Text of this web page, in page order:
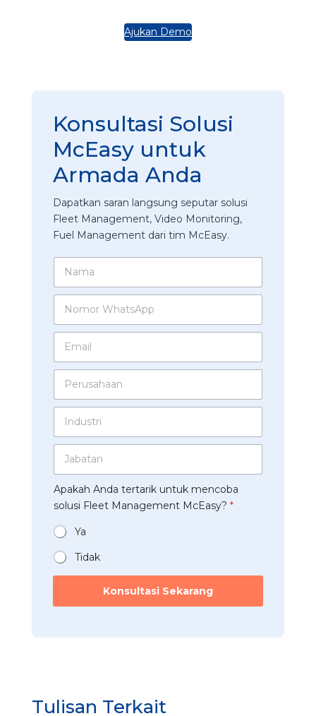
Ajukan Demo
Konsultasi Solusi
McEasy untuk
Armada Anda
Dapatkan saran langsung seputar solusi
Fleet Management, Video Monitoring,
Fuel Management dari tim McEasy.
t
r
t
r
A
k
h
*
N
m
N
m
W
t
A
p
*
E
a
*
P
r
a
a
n
*
I
d
r
i
J
b
a
t
n
Apakah Anda tertarik untuk mencoba
solusi Fleet Management McEasy? *
Ya
Tidak
Konsultasi Sekarang
Tulisan Terkait